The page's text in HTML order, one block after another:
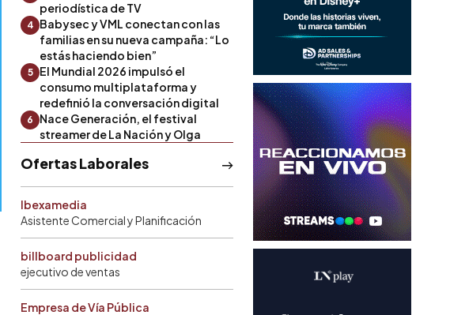
periodística de TV
4 Babysec y VML conectan con las
familias en su nueva campaña: “Lo
estás haciendo bien”
5
El Mundial 2026 impulsó el
consumo multiplataforma y
redefinió la conversación digital
6
Nace Generación, el festival
streamer de La Nación y Olga
Ofertas Laborales
Ibexamedia
Asistente Comercial y Planificación
billboard publicidad
ejecutivo de ventas
Empresa de Vía Pública